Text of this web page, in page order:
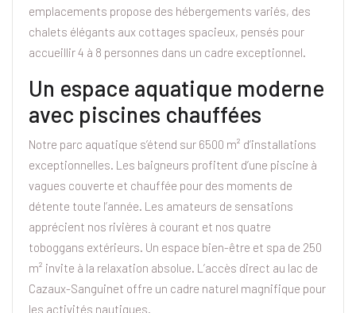
emplacements propose des hébergements variés, des
chalets élégants aux cottages spacieux, pensés pour
accueillir 4 à 8 personnes dans un cadre exceptionnel.
Un espace aquatique moderne
avec piscines chauffées
Notre parc aquatique s’étend sur 6500 m² d’installations
exceptionnelles. Les baigneurs profitent d’une piscine à
vagues couverte et chauffée pour des moments de
détente toute l’année. Les amateurs de sensations
apprécient nos rivières à courant et nos quatre
toboggans extérieurs. Un espace bien-être et spa de 250
m² invite à la relaxation absolue. L’accès direct au lac de
Cazaux-Sanguinet offre un cadre naturel magnifique pour
les activités nautiques.